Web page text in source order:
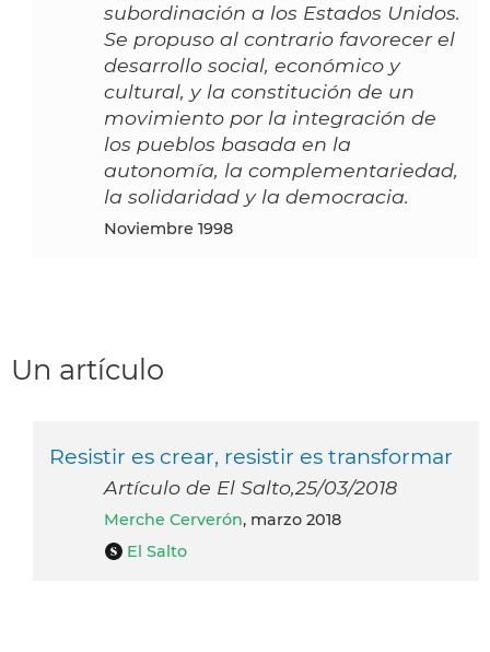
subordinación a los Estados Unidos.
Se propuso al contrario favorecer el
desarrollo social, económico y
cultural, y la constitución de un
movimiento por la integración de
los pueblos basada en la
autonomía, la complementariedad,
la solidaridad y la democracia.
noviembre 1998
Un artículo
Resistir es crear, resistir es transformar
Artículo de El Salto,25/03/2018
Merche Cerverón, marzo 2018
El Salto